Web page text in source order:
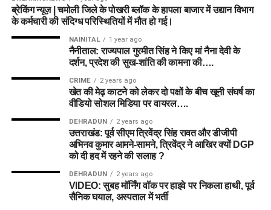
ब्रेकिंग न्यूज़ | चमोली जिले के पोखरी ब्लॉक के हापला बाजार में उद्यान विभाग
के कर्मचारी की संदिग्ध परिस्थितियों में मौत हो गई।
NAINITAL 1 year ago
नैनीताल: राज्यपाल गुरमीत सिंह ने किए मां नैना देवी के
दर्शन, प्रदेश की सुख-शांति की कामना की….
CRIME 2 years ago
खेत की मेढ़ काटने को लेकर दो पक्षों के बीच खूनी संघर्ष का
वीडियो सोशल मिडिया पर वायरल….
DEHRADUN 2 years ago
उत्तराखंड: पूर्व सीएम त्रिवेंद्र सिंह रावत और डीजीपी
अभिनव कुमार आमने-सामने, त्रिवेंद्र ने आखिर क्यों DGP
को दी हद में रहने की सलाह ?
DEHRADUN 2 years ago
VIDEO: सुबह मॉर्निंग वॉक पर हाइवे पर निकला हाथी, पूर्व
सैनिक घयाल, अस्पताल में भर्ती